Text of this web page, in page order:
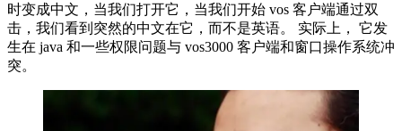
时变成中文，当我们打开它，当我们开始 vos 客户端通过双
击，我们看到突然的中文在它，而不是英语。 实际上， 它发
生在 java 和一些权限问题与 vos3000 客户端和窗口操作系统冲
突。